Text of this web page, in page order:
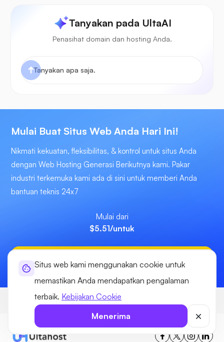
Situs web kami menggunakan cookie untuk
memastikan Anda mendapatkan pengalaman
terbaik. Kebijakan Cookie
Menerima
Tanyakan pada UltaAI
Penasihat domain dan hosting Anda.
Mulai Buat Situs Web Anda Hari Ini!
Nikmati kekuatan, fleksibilitas, & kontrol untuk situs Anda
dengan Web Hosting Generasi Berikutnya kami. Pakar
industri terkemuka kami ada di sini untuk memberi Anda
bantuan teknis 24x7
Mulai dari
$5.51/untuk
Mulai sekarang
Ultahost Hosting eCommerce Hosting